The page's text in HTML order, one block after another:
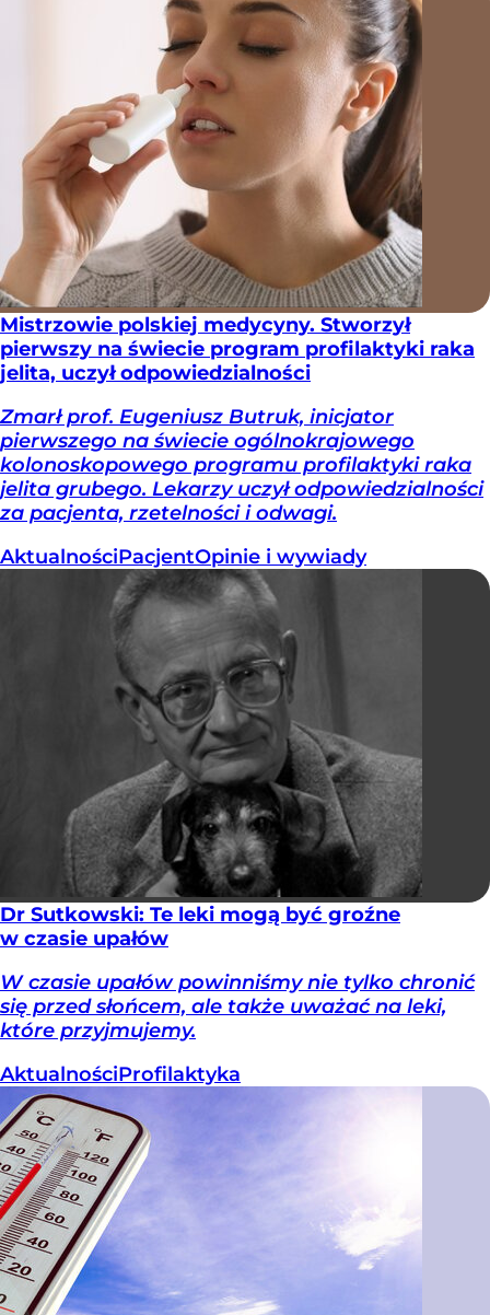
Mistrzowie polskiej medycyny. Stworzył
pierwszy na świecie program profilaktyki raka
jelita, uczył odpowiedzialności
Zmarł prof. Eugeniusz Butruk, inicjator
pierwszego na świecie ogólnokrajowego
kolonoskopowego programu profilaktyki raka
jelita grubego. Lekarzy uczył odpowiedzialności
za pacjenta, rzetelności i odwagi.
AktualnościPacjentOpinie i wywiady
Dr Sutkowski: Te leki mogą być groźne
w czasie upałów
W czasie upałów powinniśmy nie tylko chronić
się przed słońcem, ale także uważać na leki,
które przyjmujemy.
AktualnościProfilaktyka